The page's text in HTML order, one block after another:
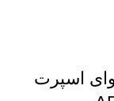
اسپرت